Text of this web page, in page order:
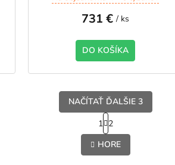
731 € / ks
DO KOŠÍKA
O
v
l
NAČÍTAŤ ĎALŠIE 3
S
t
r
á
n
1 2
HORE